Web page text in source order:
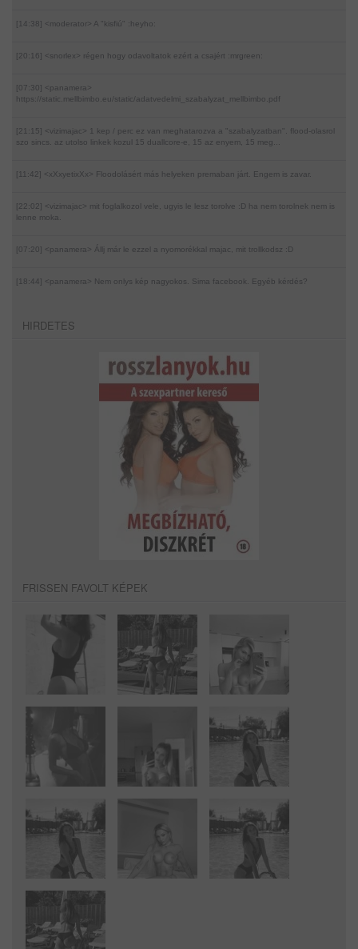
[14:38] <moderator> A "kisfiú" :heyho:
[20:16] <snorlex> régen hogy odavoltatok ezért a csajért :mrgreen:
[07:30] <panamera>
https://static.mellbimbo.eu/static/adatvedelmi_szabalyzat_mellbimbo.pdf
[21:15] <vizimajac> 1 kep / perc ez van meghatarozva a "szabalyzatban". flood-olasrol
szo sincs. az utolso linkek kozul 15 duallcore-e, 15 az enyem, 15 meg...
[11:42] <xXxyetixXx> Floodolásért más helyeken premaban járt. Engem is zavar.
[22:02] <vizimajac>
mit foglalkozol vele, ugyis le lesz torolve :D ha nem torolnek nem is
lenne moka.
[07:20] <panamera> Állj már le ezzel a nyomorékkal majac, mit trollkodsz :D
[18:44] <panamera> Nem onlys kép nagyokos. Sima facebook. Egyéb kérdés?
HIRDETES
FRISSEN FAVOLT KÉPEK